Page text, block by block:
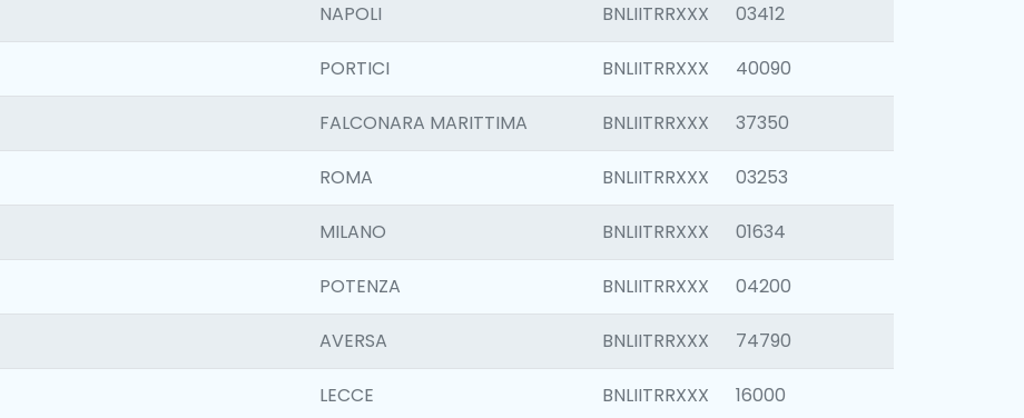
NAPOLI BNLIITRRXXX 03412
PORTICI BNLIITRRXXX 40090
FALCONARA MARITTIMA BNLIITRRXXX 37350
ROMA BNLIITRRXXX 03253
MILANO BNLIITRRXXX 01634
POTENZA BNLIITRRXXX 04200
AVERSA BNLIITRRXXX 74790
LECCE BNLIITRRXXX 16000